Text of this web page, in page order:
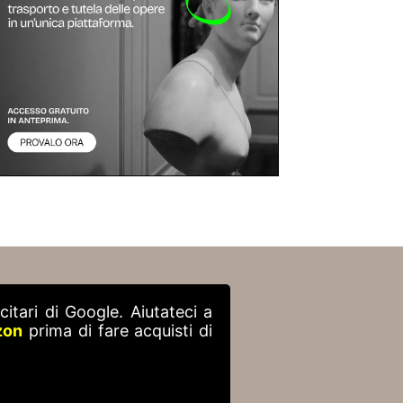
di Google. Aiutateci a
prima di fare acquisti di